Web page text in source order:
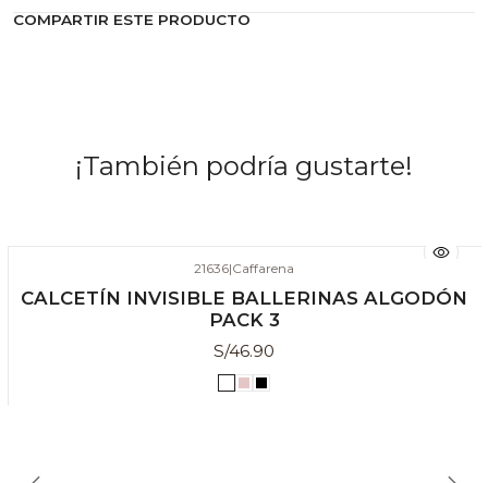
COMPARTIR ESTE PRODUCTO
¡También podría gustarte!
21636|Caffarena
CALCETÍN INVISIBLE BALLERINAS ALGODÓN
PACK 3
S/46.90